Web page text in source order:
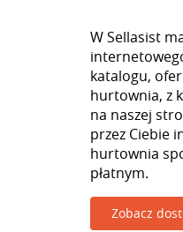
W Sellasist
katalogu,
hurtownia, z
na naszej
przez Ciebie
hurtownia
płatnym.
Zobacz